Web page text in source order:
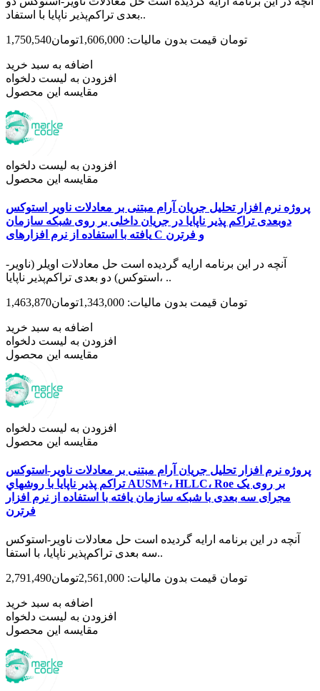
بعدی تراکم‌پذیر ناپایا با استفاد..
1,750,540تومان قیمت بدون مالیات: 1,606,000تومان
اضافه به سبد خرید
افزودن به لیست دلخواه
مقایسه این محصول
افزودن به لیست دلخواه
مقایسه این محصول
پروژه نرم افزار تحلیل جریان آرام مبتنی بر معادلات ناویر استوکس
دوبعدی تراکم پذیر ناپایا در جریان داخلی بر روی شبکه سازمان
یافته با استفاده از نرم افزارهای C و فرترن
آنچه در این برنامه ارایه گردیده است حل معادلات اویلر (ناویر-
استوکس) دو بعدی تراکم‌پذیر ناپایا، ..
1,463,870تومان قیمت بدون مالیات: 1,343,000تومان
اضافه به سبد خرید
افزودن به لیست دلخواه
مقایسه این محصول
افزودن به لیست دلخواه
مقایسه این محصول
پروژه نرم افزار تحلیل جریان آرام مبتنی بر معادلات ناویر-استوکس
تراکم پذیر ناپایا با روشهاي AUSM+، HLLC، Roe بر روی یک
مجرای سه بعدی با شبکه سازمان یافته با استفاده از نرم افزار
فرترن
آنچه در این برنامه ارایه گردیده است حل معادلات ناویر-استوکس
سه بعدی تراکم‌پذیر ناپایا، با استفا..
2,791,490تومان قیمت بدون مالیات: 2,561,000تومان
اضافه به سبد خرید
افزودن به لیست دلخواه
مقایسه این محصول